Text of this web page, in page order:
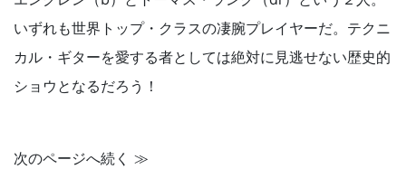
いずれも世界トップ・クラスの凄腕プレイヤーだ。テクニ
カル・ギターを愛する者としては絶対に見逃せない歴史的
ショウとなるだろう！
次のページへ続く ≫